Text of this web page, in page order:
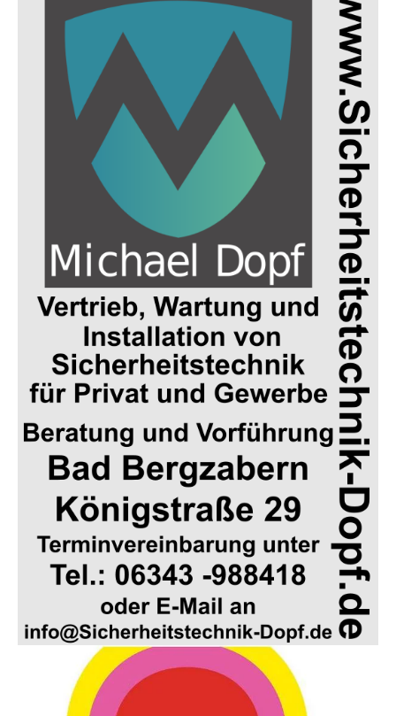
Show larger version